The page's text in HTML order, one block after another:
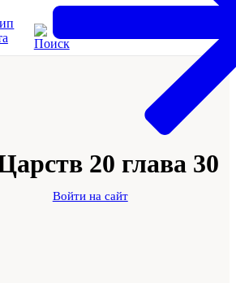
Войти на сайт
20 глава 30